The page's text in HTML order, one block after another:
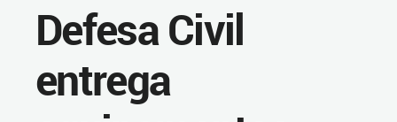
Defesa Civil
entrega